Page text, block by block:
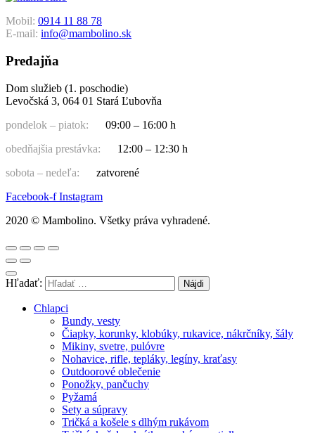
Mobil: 0914 11 88 78
E-mail: info@mambolino.sk
Predajňa
Dom služieb (1. poschodie)
Levočská 3, 064 01 Stará Ľubovňa
pondelok – piatok:
09:00 – 16:00 h
obedňajšia prestávka:
12:00 – 12:30 h
sobota – nedeľa:
zatvorené
Facebook-f Instagram
2020 © Mambolino. Všetky práva vyhradené.
Hľadať:
Chlapci
Bundy, vesty
Čiapky, korunky, klobúky, rukavice, nákrčníky, šály
Mikiny, svetre, pulóvre
Nohavice, rifle, tepláky, legíny, kraťasy
Outdoorové oblečenie
Ponožky, pančuchy
Pyžamá
Sety a súpravy
Tričká a košele s dlhým rukávom